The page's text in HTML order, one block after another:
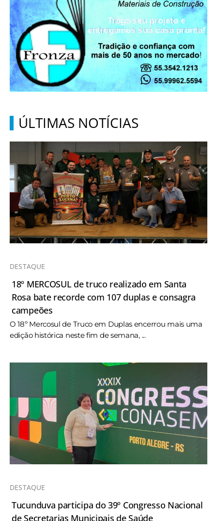
ÚLTIMAS NOTÍCIAS
DESTAQUE
18º MERCOSUL de truco realizado em Santa
Rosa bate recorde com 107 duplas e consagra
campeões
O 18º Mercosul de Truco em Duplas encerrou mais uma
edição histórica neste fim de semana, ...
DESTAQUE
Tucunduva participa do 39º Congresso Nacional
de Secretarias Municipais de Saúde